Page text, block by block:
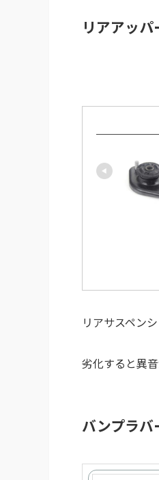
リアアッ
リアサスペン
劣化すると異音
バンプラバ